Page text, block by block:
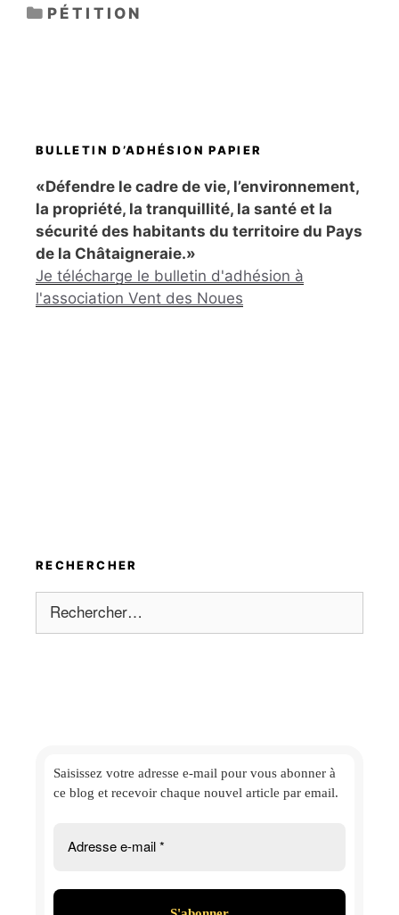
CATÉGORIES
PÉTITION
BULLETIN D’ADHÉSION PAPIER
«Défendre le cadre de vie, l’environnement,
la propriété, la tranquillité, la santé et la
sécurité des habitants du territoire du Pays
de la Châtaigneraie.»
Je télécharge le bulletin d'adhésion à
l'association Vent des Noues
RECHERCHER
Saisissez votre adresse e-mail pour vous abonner à
ce blog et recevoir chaque nouvel article par email.